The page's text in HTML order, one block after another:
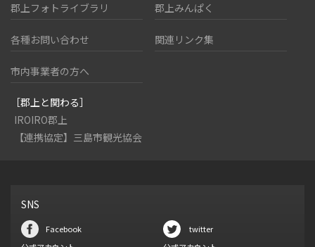
郡上フォトライブラリ
郡上みんぱく
各種お問い合わせ 関連リンク集
市内事業者の方へ
［郡上と関わる］
IROIRO郡上
【連携協定】三島市観光協会
SNS
Facebook
twitter